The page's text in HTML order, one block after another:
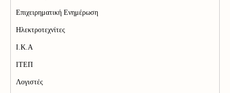
Επιχειρηματική Ενημέρωση
Ηλεκτροτεχνίτες
Ι.Κ.Α
ΙΤΕΠ
Λογιστές